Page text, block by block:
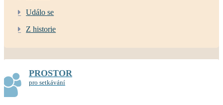
Událo se
Z historie
PROSTOR
pro setkávání